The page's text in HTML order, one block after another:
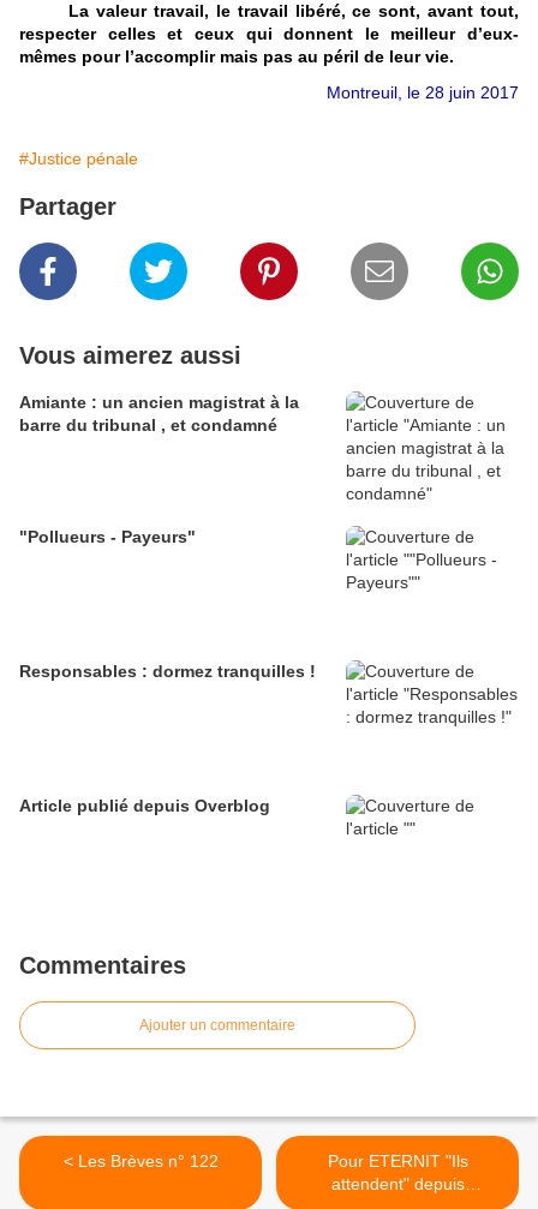
La valeur travail, le travail libéré, ce sont, avant tout,
respecter celles et ceux qui donnent le meilleur d’eux-
mêmes pour l’accomplir mais pas au péril de leur vie.
Montreuil, le 28 juin 2017
#Justice pénale
Partager
Vous aimerez aussi
Amiante : un ancien magistrat à la
barre du tribunal , et condamné
"Pollueurs - Payeurs"
Responsables : dormez tranquilles !
Article publié depuis Overblog
Commentaires
Ajouter un commentaire
< Les Brèves n° 122
Pour ETERNIT "Ils
attendent" depuis